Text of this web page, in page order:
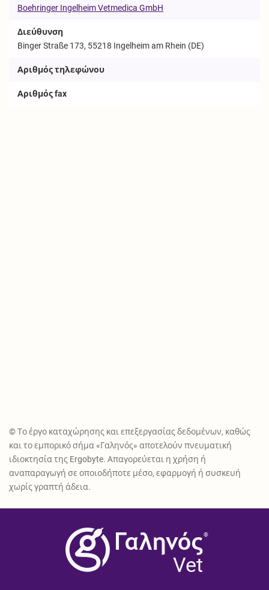
Boehringer Ingelheim Vetmedica GmbH
Διεύθυνση
Binger Straße 173, 55218 Ingelheim am Rhein (DE)
Αριθμός τηλεφώνου
Αριθμός fax
© Το έργο καταχώρησης και επεξεργασίας δεδομένων, καθώς
και το εμπορικό σήμα «Γαληνός» αποτελούν πνευματική
ιδιοκτησία της Ergobyte. Απαγορεύεται η χρήση ή
αναπαραγωγή σε οποιοδήποτε μέσο, εφαρμογή ή συσκευή
χωρίς γραπτή άδεια.
®
Vet